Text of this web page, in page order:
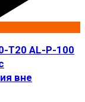
T20 AL-P-100
вне